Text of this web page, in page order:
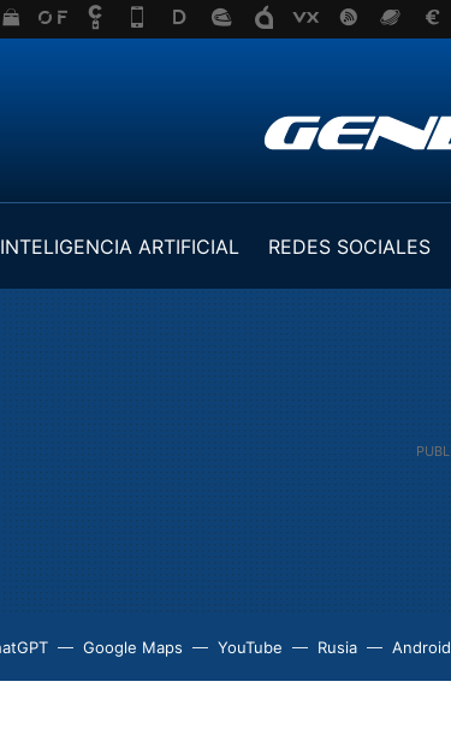
INTELIGENCIA ARTIFICIAL REDES SOCIALES
Google Maps YouTube Rusia Android